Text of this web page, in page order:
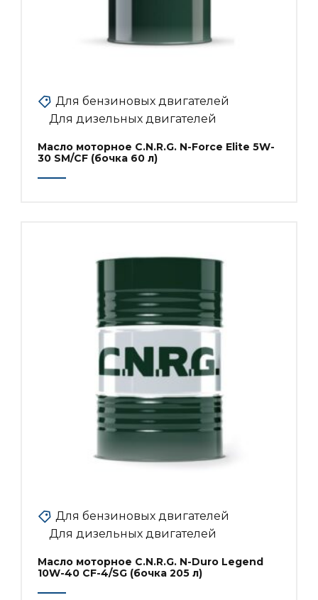
Для бензиновых двигателей
Для дизельных двигателей
Масло моторное C.N.R.G. N-Force Elite 5W-
30 SM/CF (бочка 60 л)
Для бензиновых двигателей
Для дизельных двигателей
Масло моторное C.N.R.G. N-Duro Legend
10W-40 CF-4/SG (бочка 205 л)